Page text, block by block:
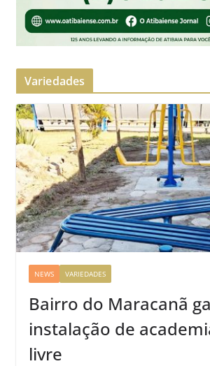
Variedades
NEWS VARIEDADES
Bairro do Maracanã
instalação de
livre